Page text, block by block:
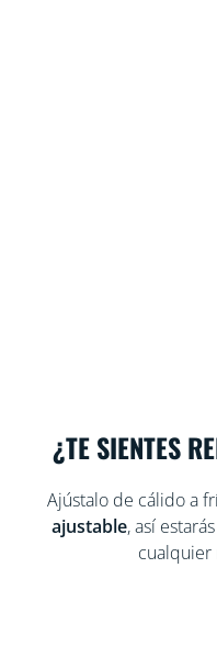
¿TE SIENTES
Ajústalo de cálido a
ajustable, así
cualquier